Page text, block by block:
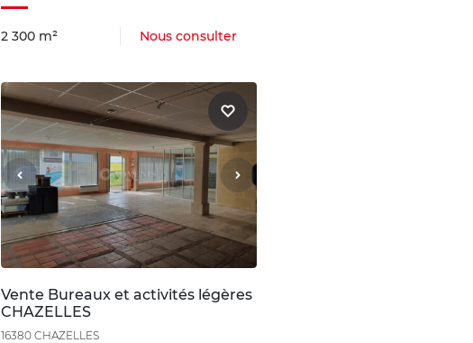
2 300 m² Nous consulter
Vente Bureaux et activités légères
CHAZELLES
16380 CHAZELLES